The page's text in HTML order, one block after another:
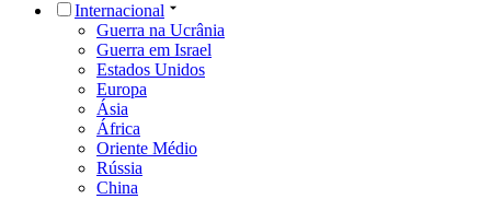
Internacional
Guerra na Ucrânia
Guerra em Israel
Estados Unidos
Europa
Ásia
África
Oriente Médio
Rússia
China